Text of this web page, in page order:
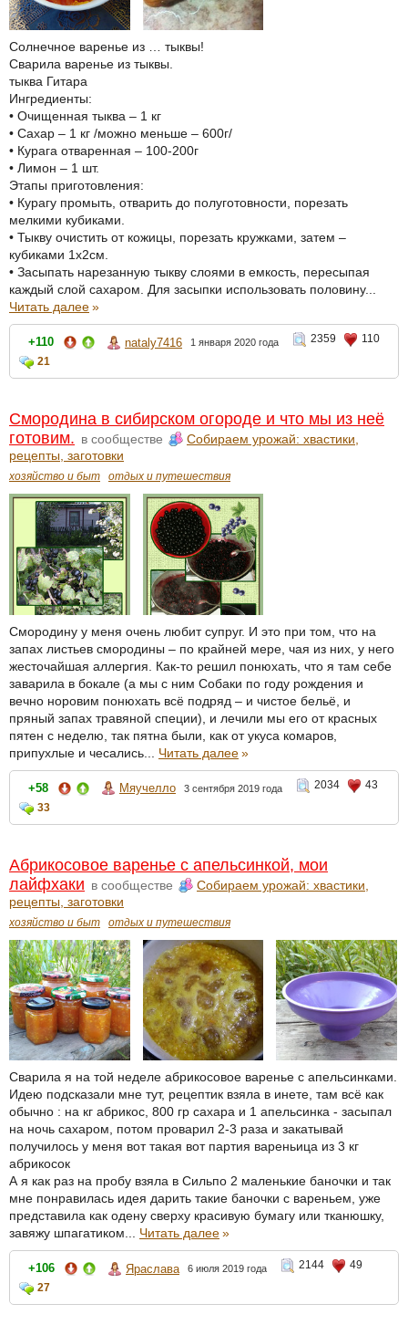
Солнечное варенье из … тыквы!
Сварила варенье из тыквы.
тыква Гитара
Ингредиенты:
• Очищенная тыква – 1 кг
• Сахар – 1 кг /можно меньше – 600г/
• Курага отваренная – 100-200г
• Лимон – 1 шт.
Этапы приготовления:
• Курагу промыть, отварить до полуготовности, порезать
мелкими кубиками.
• Тыкву очистить от кожицы, порезать кружками, затем –
кубиками 1х2см.
• Засыпать нарезанную тыкву слоями в емкость, пересыпая
каждый слой сахаром. Для засыпки использовать половину...
Читать далее»
+110 nataly7416 1 января 2020 года 2359
110
21
Смородина в сибирском огороде и что мы из неё
готовим. в сообществе
Собираем урожай: хвастики,
рецепты, заготовки
хозяйство и быт отдых и путешествия
Смородину у меня очень любит супруг. И это при том, что на
запах листьев смородины – по крайней мере, чая из них, у него
жесточайшая аллергия. Как-то решил понюхать, что я там себе
заварила в бокале (а мы с ним Собаки по году рождения и
вечно норовим понюхать всё подряд – и чистое бельё, и
пряный запах травяной специи), и лечили мы его от красных
пятен с неделю, так пятна были, как от укуса комаров,
припухлые и чесались... Читать далее»
+58 Мяучелло 3 сентября 2019 года 2034
43
33
Абрикосовое варенье с апельсинкой, мои
лайфхаки в сообществе
Собираем урожай: хвастики,
рецепты, заготовки
хозяйство и быт отдых и путешествия
Сварила я на той неделе абрикосовое варенье с апельсинками.
Идею подсказали мне тут, рецептик взяла в инете, там всё как
обычно : на кг абрикос, 800 гр сахара и 1 апельсинка - засыпал
на ночь сахаром, потом проварил 2-3 раза и закатывай
получилось у меня вот такая вот партия вареньица из 3 кг
абрикосок
А я как раз на пробу взяла в Сильпо 2 маленькие баночки и так
мне понравилась идея дарить такие баночки с вареньем, уже
представила как одену сверху красивую бумагу или тканюшку,
завяжу шпагатиком... Читать далее»
+106 Яраслава 6 июля 2019 года 2144
49
27